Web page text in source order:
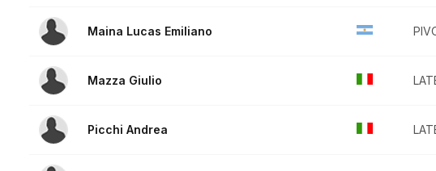
Maina Lucas Emiliano
Mazza Giulio
Picchi Andrea